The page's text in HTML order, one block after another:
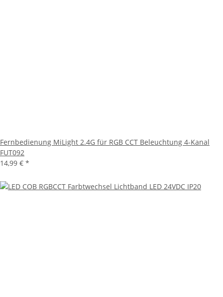
Fernbedienung MiLight 2.4G für RGB CCT Beleuchtung 4-Kanal
FUT092
14,99 € *